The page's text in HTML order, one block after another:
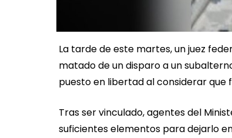
La tarde de este martes, un juez
matado de un disparo a un
puesto en libertad al considerar que
Tras ser vinculado, agentes del
suficientes elementos para dejarlo